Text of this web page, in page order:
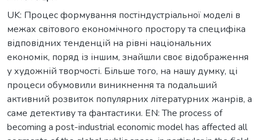
UK: Процес формування постіндустріальної моделі в
межах світового економічного простору та специфіка
відповідних тенденцій на рівні національних
економік, поряд із іншим, знайшли своє відображення
у художній творчості. Більше того, на нашу думку, ці
процеси обумовили виникнення та подальший
активний розвиток популярних літературних жанрів, а
саме детективу та фантастики. EN: The process of
becoming a post-industrial economic model has affected all